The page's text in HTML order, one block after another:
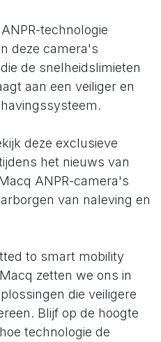
technologie
deze camera's
de snelheidslimieten
aan een veiliger en
deze exclusieve
het nieuws van
ANPR-camera's
van naleving en
to smart mobility
zetten we ons in
die veiligere
Blijf op de hoogte
technologie de